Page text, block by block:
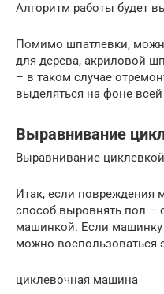
Алгоритм работы будет
Помимо шпатлевки,
для дерева, акриловой
– в таком случае
выделяться на фоне
Выравнивание
Выравнивание циклевкой
Итак, если повреждения
способ выровнять пол –
машинкой. Если машинку
можно воспользоваться
циклевочная машина